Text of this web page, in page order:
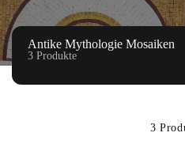
m
m
l
Antike Mythologie Mosaiken
3 Produkte
3